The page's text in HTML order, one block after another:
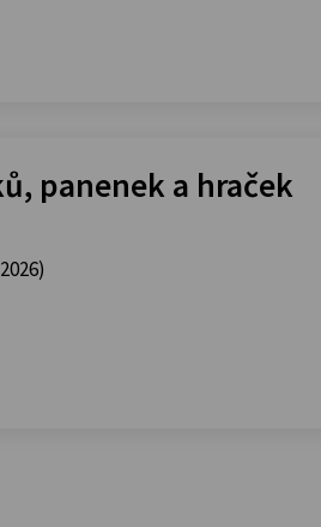
panenek a hraček